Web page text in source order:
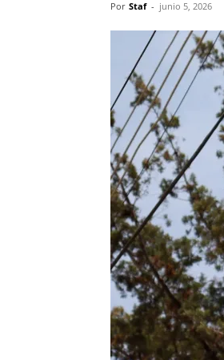
Por Staf - junio 5, 2026